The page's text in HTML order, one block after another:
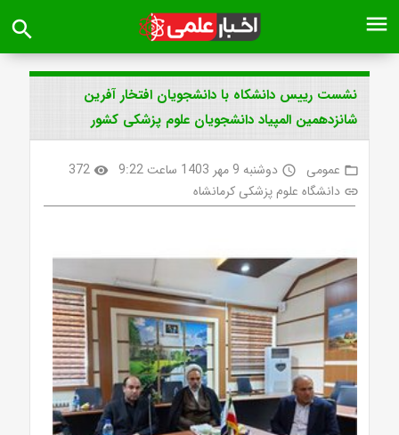
menu
search
نشست رییس دانشکاه با دانشجویان افتخار آفرین
شانزدهمین المپیاد دانشجویان علوم پزشکی کشور
folder_open عمومی access_time دوشنبه 9 مهر 1403 ساعت 9:22 visibility
372
link دانشگاه علوم پزشکی کرمانشاه